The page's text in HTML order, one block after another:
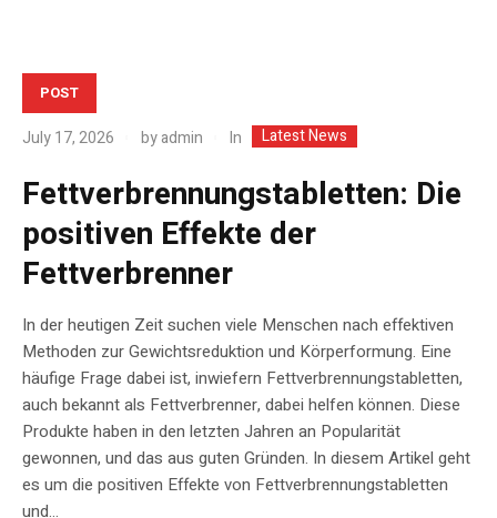
POST
July 17, 2026 byadmin In Latest News
Fettverbrennungstabletten: Die
positiven Effekte der
Fettverbrenner
In der heutigen Zeit suchen viele Menschen nach effektiven
Methoden zur Gewichtsreduktion und Körperformung. Eine
häufige Frage dabei ist, inwiefern Fettverbrennungstabletten,
auch bekannt als Fettverbrenner, dabei helfen können. Diese
Produkte haben in den letzten Jahren an Popularität
gewonnen, und das aus guten Gründen. In diesem Artikel geht
es um die positiven Effekte von Fettverbrennungstabletten
und...